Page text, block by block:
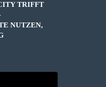
TRIFFT
NUTZEN,